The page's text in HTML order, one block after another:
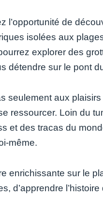
l’opportunité de
isolées aux
explorer des
détendre sur le pont
seulement aux
ressourcer. Loin du
et des tracas du
même.
enrichissante sur le
d’apprendre